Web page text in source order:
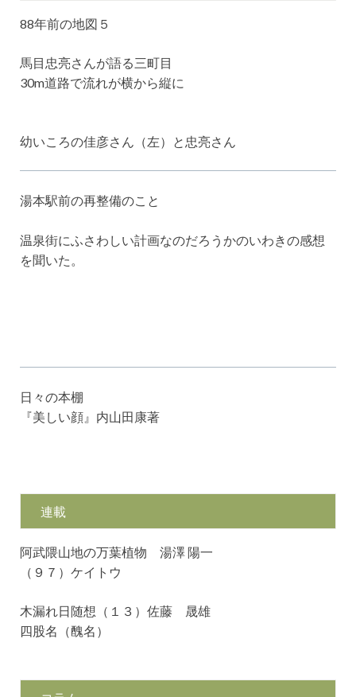
88年前の地図５
馬目忠亮さんが語る三町目
30m道路で流れが横から縦に
幼いころの佳彦さん（左）と忠亮さん
湯本駅前の再整備のこと
温泉街にふさわしい計画なのだろうかのいわきの感想
を聞いた。
日々の本棚
『美しい顔』内山田康著
連載
阿武隈山地の万葉植物 湯澤 陽一
（９７）ケイトウ
木漏れ日随想（１３）佐藤 晟雄
四股名（醜名）